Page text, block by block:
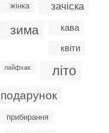
жінка зачіска
зима
кава
квіти
лайфхак літо
подарунок
прибирання